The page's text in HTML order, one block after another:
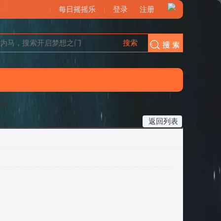
每日摇摇乐 登录 注册
搜索
返回列表